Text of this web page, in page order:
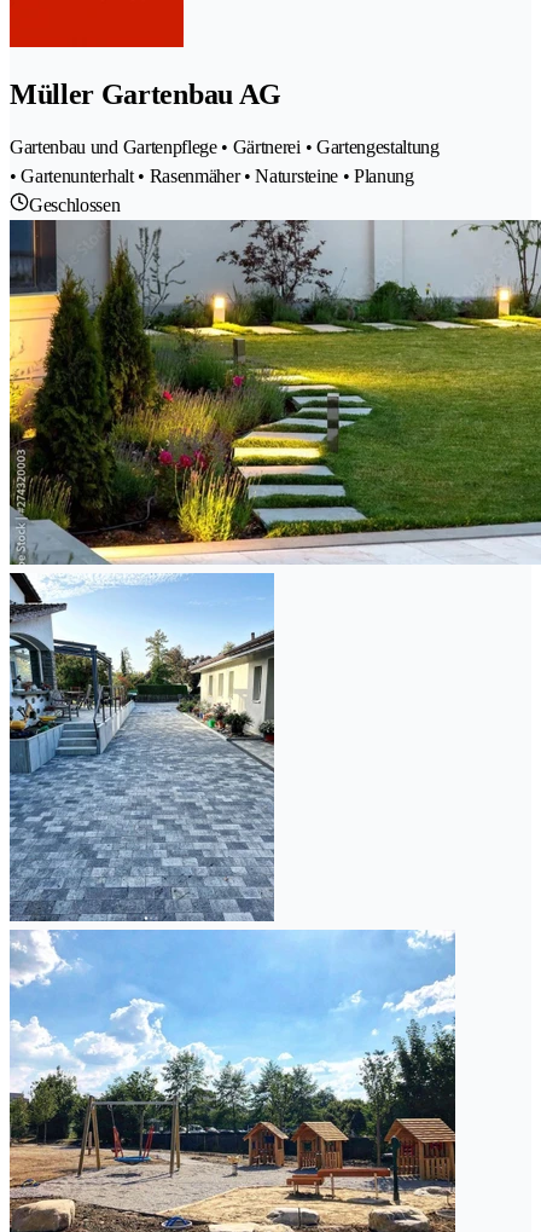
Müller Gartenbau AG
Gartenbau und Gartenpflege • Gärtnerei • Gartengestaltung
• Gartenunterhalt • Rasenmäher • Natursteine • Planung
Geschlossen